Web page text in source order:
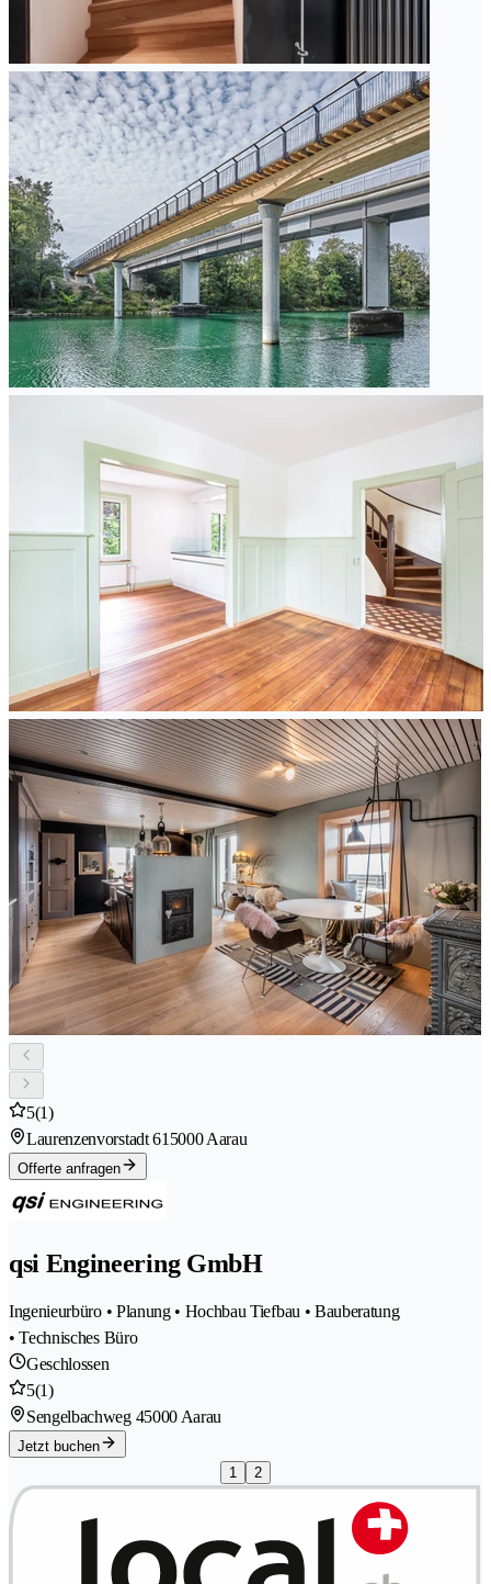
5(1)
Laurenzenvorstadt 61 5000 Aarau
Offerte anfragen
qsi Engineering GmbH
Ingenieurbüro • Planung • Hochbau Tiefbau • Bauberatung
• Technisches Büro
Geschlossen
5(1)
Sengelbachweg 45000 Aarau
Jetzt buchen
1
2